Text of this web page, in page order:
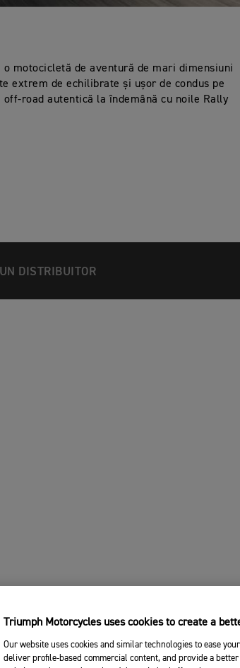
motocicletă de aventură de mari dimensiuni
extrem de echilibrate și ușor de condus pe
road autentică la îndemână cu noile Rally
DISTRIBUITOR
Triumph Motorcycles uses cookies to create a
Our website uses cookies and similar technologies to ease
deliver profile-based commercial content, and provide a